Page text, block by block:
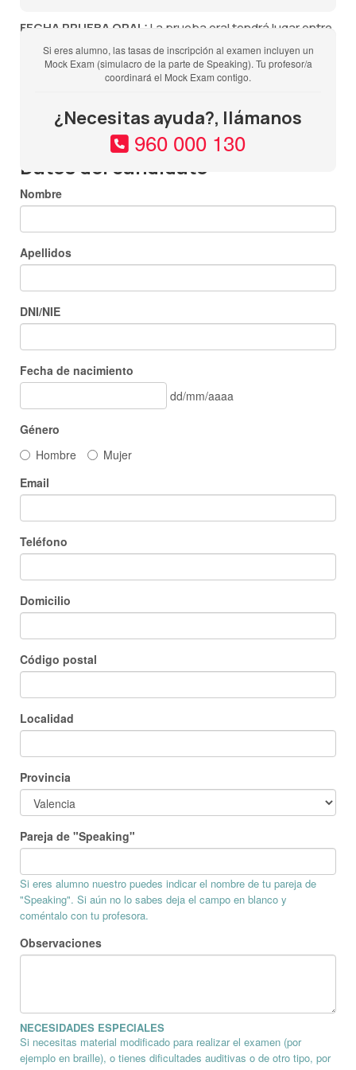
Si eres alumno, las tasas de inscripción al examen incluyen un
Mock Exam (simulacro de la parte de Speaking). Tu profesor/a
coordinará el Mock Exam contigo.
¿Necesitas ayuda?, llámanos
960 000 130
FECHA PRUEBA ORAL:La prueba oral tendrá lugar entre
una semana antes, los dos días posteriores o el mismo
día de la prueba escrita y deberás estar disponible
durante todo ese período de tiempo pues NO SE PUEDE
CAMBIAR LA FECHA DE NINGUNA DE LAS PARTES DEL
EXAMEN.
Datos del candidato
Nombre
Apellidos
DNI/NIE
Fecha de nacimiento
dd/mm/aaaa
Género
Hombre
Mujer
Email
Teléfono
Domicilio
Código postal
Localidad
Provincia
Pareja de "Speaking"
Si eres alumno nuestro puedes indicar el nombre de tu pareja de
"Speaking". Si aún no lo sabes deja el campo en blanco y
coméntalo con tu profesora.
Observaciones
NECESIDADES ESPECIALES
Si necesitas material modificado para realizar el examen (por
ejemplo en braille), o tienes dificultades auditivas o de otro tipo, por